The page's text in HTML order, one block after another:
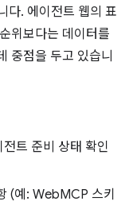
다. 에이전트 웹의 표
위보다는 데이터를
중점을 두고 있습니
트 준비 상태 확인
(예: WebMCP 스키